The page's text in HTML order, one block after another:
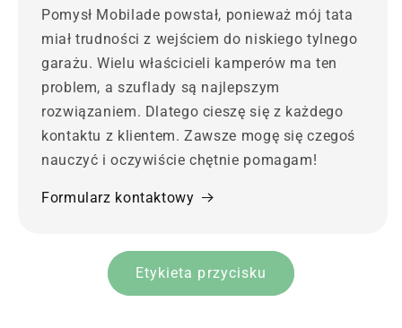
Pomysł Mobilade powstał, ponieważ mój tata
miał trudności z wejściem do niskiego tylnego
garażu. Wielu właścicieli kamperów ma ten
problem, a szuflady są najlepszym
rozwiązaniem. Dlatego cieszę się z każdego
kontaktu z klientem. Zawsze mogę się czegoś
nauczyć i oczywiście chętnie pomagam!
Formularz kontaktowy
Etykieta przycisku